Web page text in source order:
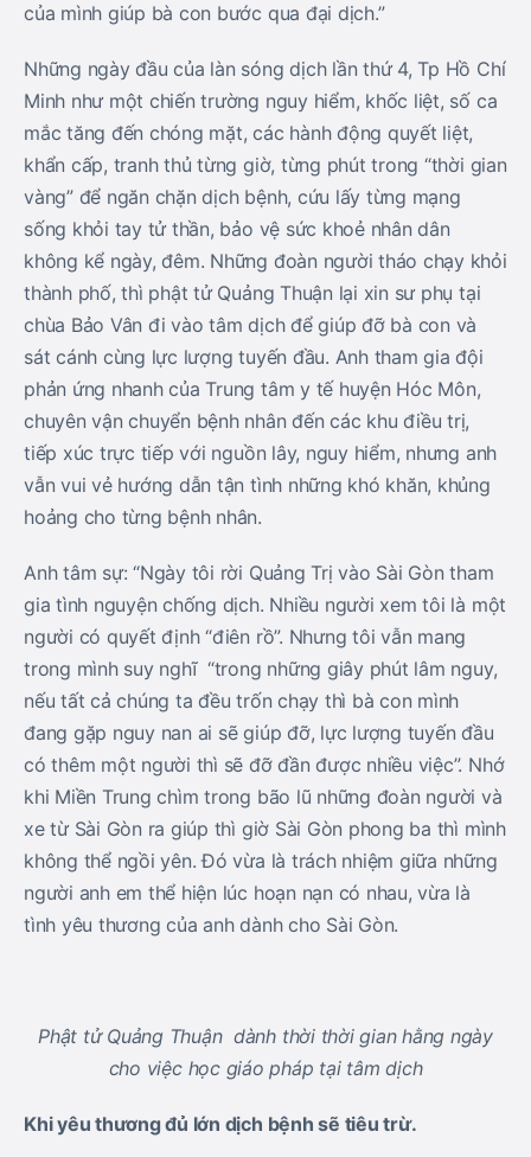
của mình giúp bà con bước qua đại dịch.”
Những ngày đầu của làn sóng dịch lần thứ 4, Tp Hồ Chí
Minh như một chiến trường nguy hiểm, khốc liệt, số ca
mắc tăng đến chóng mặt, các hành động quyết liệt,
khẩn cấp, tranh thủ từng giờ, từng phút trong “thời gian
vàng” để ngăn chặn dịch bệnh, cứu lấy từng mạng
sống khỏi tay tử thần, bảo vệ sức khoẻ nhân dân
không kể ngày, đêm. Những đoàn người tháo chạy khỏi
thành phố, thì phật tử Quảng Thuận lại xin sư phụ tại
chùa Bảo Vân đi vào tâm dịch để giúp đỡ bà con và
sát cánh cùng lực lượng tuyến đầu. Anh tham gia đội
phản ứng nhanh của Trung tâm y tế huyện Hóc Môn,
chuyên vận chuyển bệnh nhân đến các khu điều trị,
tiếp xúc trực tiếp với nguồn lây, nguy hiểm, nhưng anh
vẫn vui vẻ hướng dẫn tận tình những khó khăn, khủng
hoảng cho từng bệnh nhân.
Anh tâm sự: “Ngày tôi rời Quảng Trị vào Sài Gòn tham
gia tình nguyện chống dịch. Nhiều người xem tôi là một
người có quyết định “điên rồ”. Nhưng tôi vẫn mang
trong mình suy nghĩ “trong những giây phút lâm nguy,
nếu tất cả chúng ta đều trốn chạy thì bà con mình
đang gặp nguy nan ai sẽ giúp đỡ, lực lượng tuyến đầu
có thêm một người thì sẽ đỡ đần được nhiều việc”. Nhớ
khi Miền Trung chìm trong bão lũ những đoàn người và
xe từ Sài Gòn ra giúp thì giờ Sài Gòn phong ba thì mình
không thể ngồi yên. Đó vừa là trách nhiệm giữa những
người anh em thể hiện lúc hoạn nạn có nhau, vừa là
tình yêu thương của anh dành cho Sài Gòn.
Phật tử Quảng Thuận dành thời thời gian hằng ngày
cho việc học giáo pháp tại tâm dịch
Khi yêu thương đủ lớn dịch bệnh sẽ tiêu trừ.